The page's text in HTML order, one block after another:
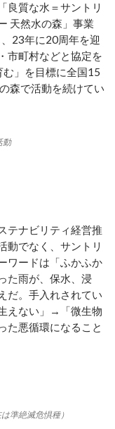
良質な水＝サントリ
天然水の森」事業
23年に20周年を迎
市町村などと協定を
」を目標に全国15
森で活動を続けてい
動
テナビリティ経営推
動でなく、サントリ
ワードは「ふかふか
た雨が、保水、浸
だ。手入れされてい
えない」→「微生物
た悪循環になること
準絶滅危惧種）